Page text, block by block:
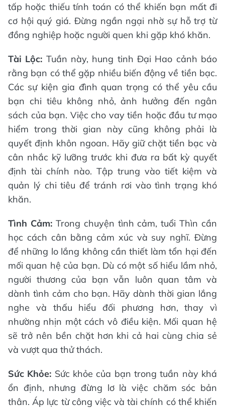
tấp hoặc thiếu tính toán có thể khiến bạn mất đi
cơ hội quý giá. Đừng ngần ngại nhờ sự hỗ trợ từ
đồng nghiệp hoặc người quen khi gặp khó khăn.
Tài Lộc: Tuần này, hung tinh Đại Hao cảnh báo
rằng bạn có thể gặp nhiều biến động về tiền bạc.
Các sự kiện gia đình quan trọng có thể yêu cầu
bạn chi tiêu không nhỏ, ảnh hưởng đến ngân
sách của bạn. Việc cho vay tiền hoặc đầu tư mạo
hiểm trong thời gian này cũng không phải là
quyết định khôn ngoan. Hãy giữ chặt tiền bạc và
cân nhắc kỹ lưỡng trước khi đưa ra bất kỳ quyết
định tài chính nào. Tập trung vào tiết kiệm và
quản lý chi tiêu để tránh rơi vào tình trạng khó
khăn.
Tình Cảm:Trong chuyện tình cảm, tuổi Thìn cần
học cách cân bằng cảm xúc và suy nghĩ. Đừng
để những lo lắng không cần thiết làm tổn hại đến
mối quan hệ của bạn. Dù có một số hiểu lầm nhỏ,
người thương của bạn vẫn luôn quan tâm và
dành tình cảm cho bạn. Hãy dành thời gian lắng
nghe và thấu hiểu đối phương hơn, thay vì
nhường nhịn một cách vô điều kiện. Mối quan hệ
sẽ trở nên bền chặt hơn khi cả hai cùng chia sẻ
và vượt qua thử thách.
Sức Khỏe: Sức khỏe của bạn trong tuần này khá
ổn định, nhưng đừng lơ là việc chăm sóc bản
thân. Áp lực từ công việc và tài chính có thể khiến